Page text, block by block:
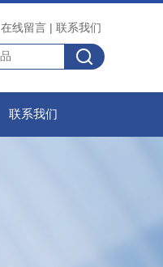
在线留言 | 联系我们
联系我们